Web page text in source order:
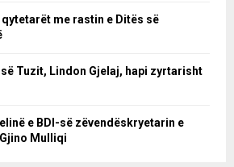
me rastin e Ditës së
Tuzit, Lindon Gjelaj, hapi zyrtarisht
e BDI-së zëvendëskryetarin e
Mulliqi